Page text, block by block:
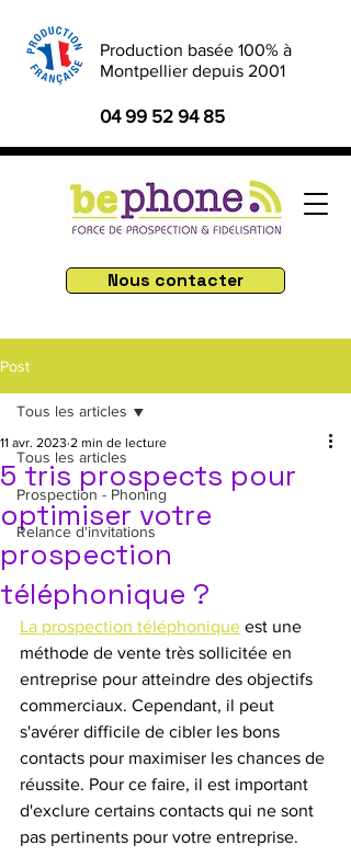
Nous contacter
Production basée 100% à
Montpellier depuis 2001
04 99 52 94 85
Post
Tous les articles
Prospection - Phoning
Relance d'invitations
Tous les articles
5 tris prospects pour
optimiser votre
prospection
téléphonique ?
11 avr. 2023 2 min de lecture
La prospection téléphonique est une
méthode de vente très sollicitée en
entreprise pour atteindre des objectifs
commerciaux. Cependant, il peut
s'avérer difficile de cibler les bons
contacts pour maximiser les chances de
réussite. Pour ce faire, il est important
d'exclure certains contacts qui ne sont
pas pertinents pour votre entreprise.